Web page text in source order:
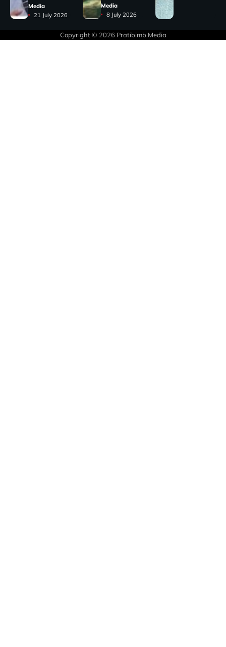
Media
21 July 2026
Media
8 July 2026
Copyright © 2026 Pratibimb Media